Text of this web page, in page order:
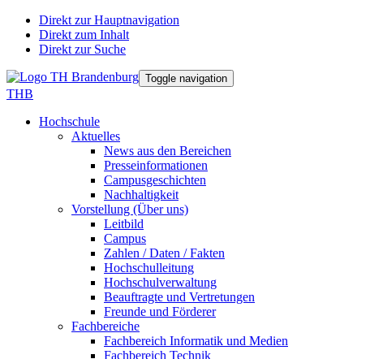
Direkt zur Hauptnavigation
Direkt zum Inhalt
Direkt zur Suche
Toggle navigation
THB
Hochschule
Aktuelles
News aus den Bereichen
Presseinformationen
Campusgeschichten
Nachhaltigkeit
Vorstellung (Über uns)
Leitbild
Campus
Zahlen / Daten / Fakten
Hochschulleitung
Hochschulverwaltung
Beauftragte und Vertretungen
Freunde und Förderer
Fachbereiche
Fachbereich Informatik und Medien
Fachbereich Technik